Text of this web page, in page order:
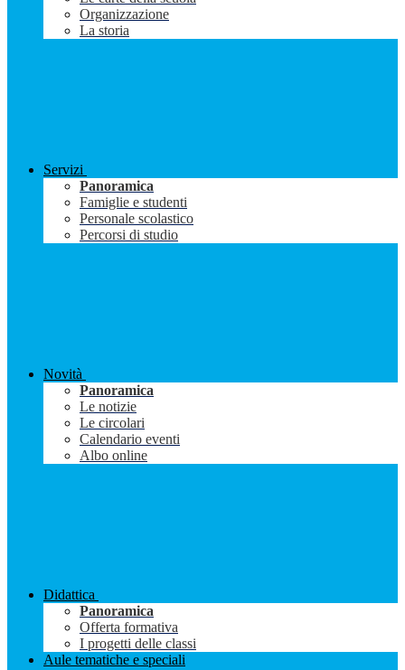
Organizzazione
La storia
Servizi
Panoramica
Famiglie e studenti
Personale scolastico
Percorsi di studio
Novità
Panoramica
Le notizie
Le circolari
Calendario eventi
Albo online
Didattica
Panoramica
Offerta formativa
I progetti delle classi
Aule tematiche e speciali